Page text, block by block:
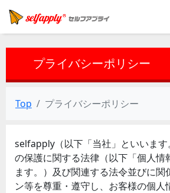
プライバシーポリシー
Top プライバシーポリシー
selfapply（以下「当社」といいます
の保護に関する法律（以下「個人情
ます。）及び関連する法令並びに関
ン等を尊重・遵守し、お客様の個人